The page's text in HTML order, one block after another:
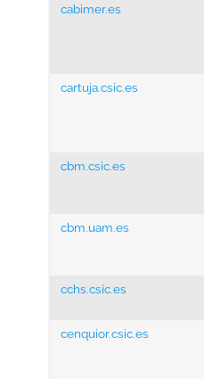
cabimer.es
cartuja.csic.es
cbm.csic.es
cbm.uam.es
cchs.csic.es
cenquior.csic.es